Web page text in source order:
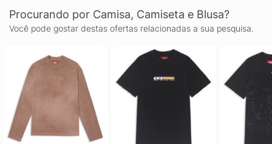
Procurando por Camisa, Camiseta e Blusa?
Você pode gostar destas ofertas relacionadas a sua pesquisa.